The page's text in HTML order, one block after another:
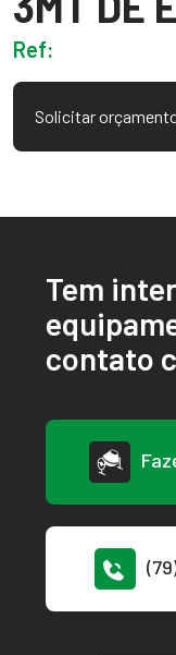
Ref:
Solicitar
Tem
contato